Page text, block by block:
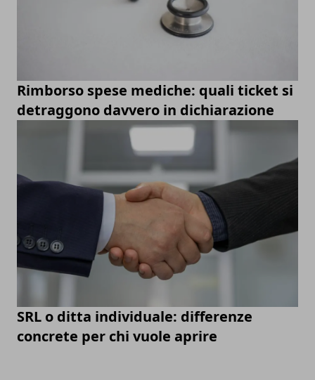
Rimborso spese mediche: quali ticket si
detraggono davvero in dichiarazione
SRL o ditta individuale: differenze
concrete per chi vuole aprire